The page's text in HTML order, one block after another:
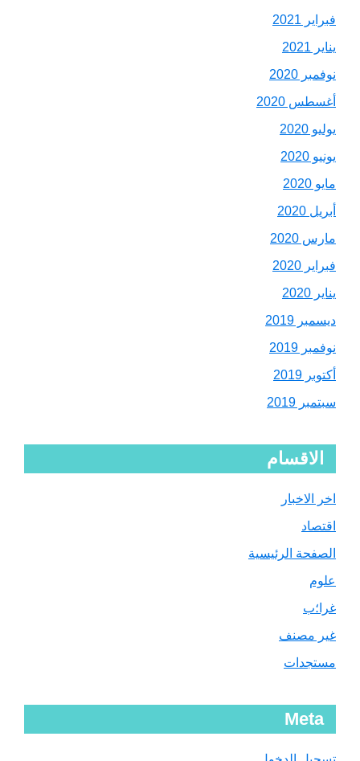
فبراير 2021
يناير 2021
نوفمبر 2020
أغسطس 2020
يوليو 2020
يونيو 2020
مايو 2020
أبريل 2020
مارس 2020
فبراير 2020
يناير 2020
ديسمبر 2019
نوفمبر 2019
أكتوبر 2019
سبتمبر 2019
الاقسام
اخر الاخبار
اقتصاد
الصفحة الرئيسية
علوم
غرا؛ب
غير مصنف
مستجدات
Meta